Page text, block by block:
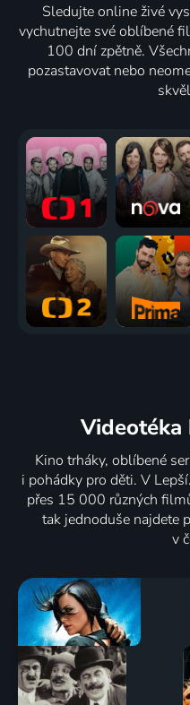
Sledujte online živé
vychutnejte své oblíbené
100 dní zpětně.
pozastavovat nebo
Videotéka
Kino trháky, oblíbené
i pohádky pro děti. V
přes 15 000 různých
tak jednoduše najdete
v